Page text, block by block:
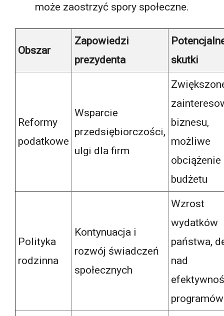
może zaostrzyć spory społeczne.
Obszar
Zapowiedzi
prezydenta
skutki
Reformy
podatkowe
Wsparcie
przedsiębiorczości,
ulgi dla firm
biznesu,
możliwe
obciążenie
budżetu
Polityka
rodzinna
Kontynuacja i
rozwój świadczeń
społecznych
Wzrost
wydatków
państwa,
nad
programów